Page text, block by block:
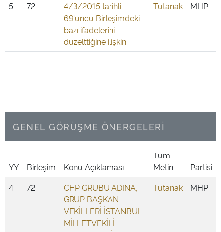
5 72
4/3/2015 tarihli
69'uncu Birleşimdeki
bazı ifadelerini
düzelttiğine ilişkin
Tutanak MHP
GENEL GÖRÜŞME ÖNERGELERİ
YY Birleşim Konu Açıklaması
Tüm
Metin
Partisi
4
72
CHP GRUBU ADINA,
GRUP BAŞKAN
VEKİLLERİ İSTANBUL
MİLLETVEKİLİ
Tutanak MHP